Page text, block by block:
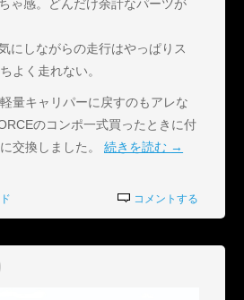
ゃ感。どんだけ余計なパーツが
にしながらの走行はやっぱりス
よく走れない。
量キャリパーに戻すのもアレな
のコンポ一式買ったときに付
交換しました。続きを読む →
コメントする